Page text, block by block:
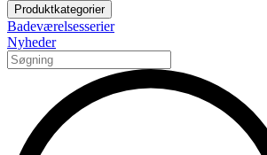
Produktkategorier
Badeværelsesserier
Nyheder